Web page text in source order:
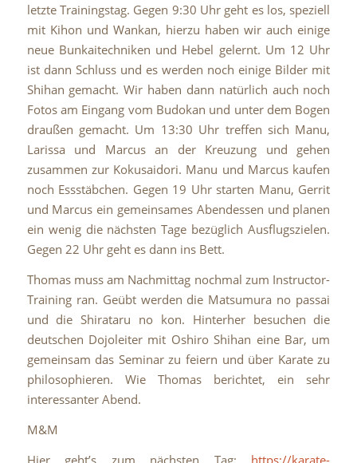
letzte Trainingstag. Gegen 9:30 Uhr geht es los, speziell
mit Kihon und Wankan, hierzu haben wir auch einige
neue Bunkaitechniken und Hebel gelernt. Um 12 Uhr
ist dann Schluss und es werden noch einige Bilder mit
Shihan gemacht. Wir haben dann natürlich auch noch
Fotos am Eingang vom Budokan und unter dem Bogen
draußen gemacht. Um 13:30 Uhr treffen sich Manu,
Larissa und Marcus an der Kreuzung und gehen
zusammen zur Kokusaidori. Manu und Marcus kaufen
noch Essstäbchen. Gegen 19 Uhr starten Manu, Gerrit
und Marcus ein gemeinsames Abendessen und planen
ein wenig die nächsten Tage bezüglich Ausflugszielen.
Gegen 22 Uhr geht es dann ins Bett.
Thomas muss am Nachmittag nochmal zum Instructor-
Training ran. Geübt werden die Matsumura no passai
und die Shirataru no kon. Hinterher besuchen die
deutschen Dojoleiter mit Oshiro Shihan eine Bar, um
gemeinsam das Seminar zu feiern und über Karate zu
philosophieren. Wie Thomas berichtet, ein sehr
interessanter Abend.
M&M
Hier geht’s zum nächsten Tag: https://karate-